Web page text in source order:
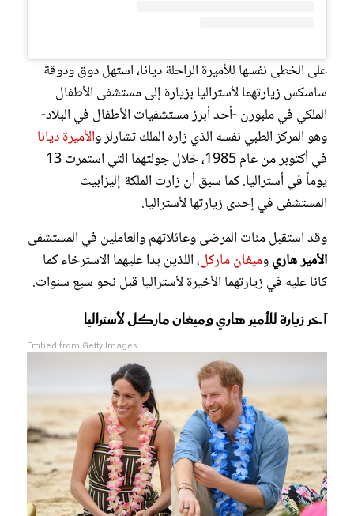
على الخطى نفسها للأميرة الراحلة ديانا، استهل دوق ودوقة
ساسكس زيارتهما لأستراليا بزيارة إلى مستشفى الأطفال
الملكي في ملبورن -أحد أبرز مستشفيات الأطفال في البلاد-
وهو المركز الطبي نفسه الذي زاره الملك تشارلز والأميرة ديانا
في أكتوبر من عام 1985، خلال جولتهما التي استمرت 13
يوماً في أستراليا. كما سبق أن زارت الملكة إليزابيث
المستشفى في إحدى زيارتها لأستراليا.
وقد استقبل مئات المرضى وعائلاتهم والعاملين في المستشفى
الأمير هاريوميغان ماركل، اللذين بدا عليهما الاسترخاء كما
كانا عليه في زيارتهما الأخيرة لأستراليا قبل نحو سبع سنوات.
آخر زيارة للأمير هاري وميغان ماركل لأستراليا
Embed from Getty Images